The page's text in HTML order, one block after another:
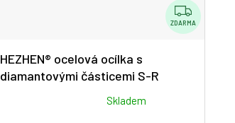
Z
D
ZDARMA
HEZHEN® ocelová ocílka s
diamantovými částicemi S-R
Skladem